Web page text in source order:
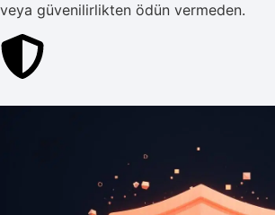
veya güvenilirlikten ödün vermeden.